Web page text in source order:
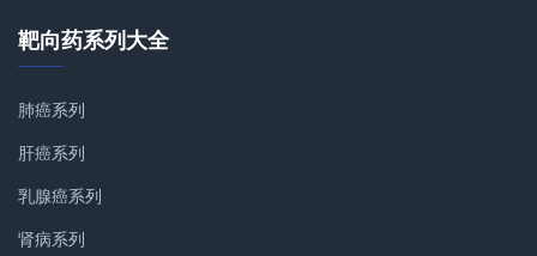
靶向药系列大全
肺癌系列
肝癌系列
乳腺癌系列
肾病系列